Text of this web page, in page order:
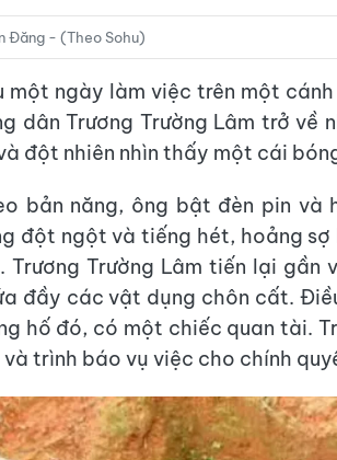
Đăng - (Theo Sohu)
một ngày làm việc trên một
dân Trương Trường Lâm trở về
đột nhiên nhìn thấy một cái
bản năng, ông bật đèn pin và
đột ngột và tiếng hét, hoảng
Trương Trường Lâm tiến lại
đầy các vật dụng chôn cất.
hố đó, có một chiếc quan tài.
trình báo vụ việc cho chính